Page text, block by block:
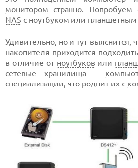
монитором странно. Попробуем
NAS с ноутбуком или
Удивительно, но и тут выяснится,
накопителя приходится
в отличие от ноутбуков или
сетевые хранилища –
специализации, что роднит их с